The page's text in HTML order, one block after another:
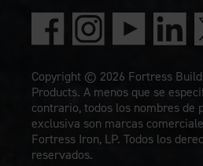
Copyright © 2026 Fortress
Products. A menos que se
contrario, todos los nombres de
exclusiva son marcas
Fortress Iron, LP. Todos los
reservados.